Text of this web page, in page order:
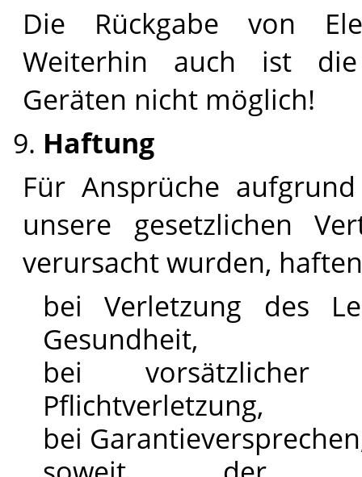
Die Rückgabe von
Weiterhin auch ist die
Geräten nicht möglich!
Haftung
Für Ansprüche
unsere gesetzlichen
verursacht wurden,
bei Verletzung des
Gesundheit,
bei
Pflichtverletzung,
bei